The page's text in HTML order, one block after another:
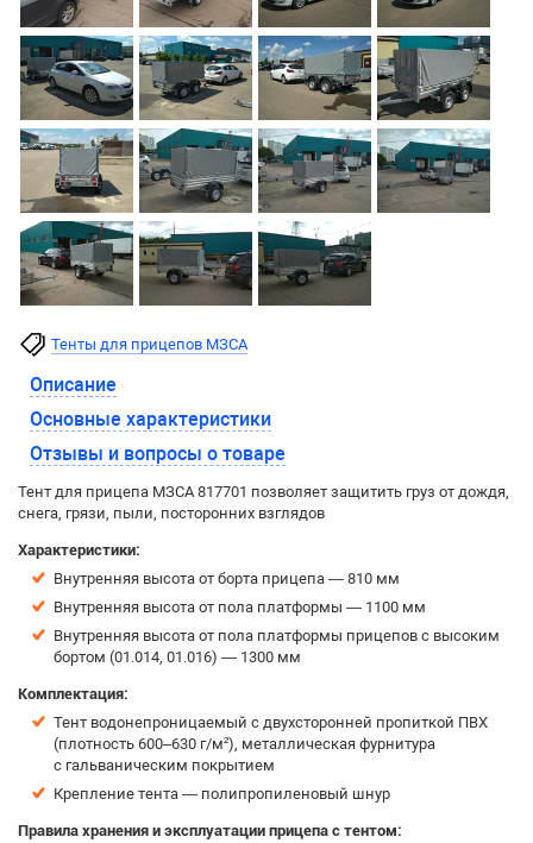
Тенты для прицепов МЗСА
Описание
Основные характеристики
Отзывы и вопросы о товаре
Тент для прицепа МЗСА 817701 позволяет защитить груз от дождя,
снега, грязи, пыли, посторонних взглядов
Характеристики:
Внутренняя высота от борта прицепа — 810 мм
Внутренняя высота от пола платформы — 1100 мм
Внутренняя высота от пола платформы прицепов с высоким
бортом (01.014, 01.016) — 1300 мм
Комплектация:
Тент водонепроницаемый с двухсторонней пропиткой ПВХ
(плотность 600–630 г/м²), металлическая фурнитура
с гальваническим покрытием
Крепление тента — полипропиленовый шнур
Правила хранения и эксплуатации прицепа с тентом: